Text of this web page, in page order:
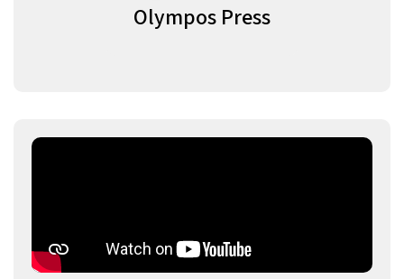
Olympos Press